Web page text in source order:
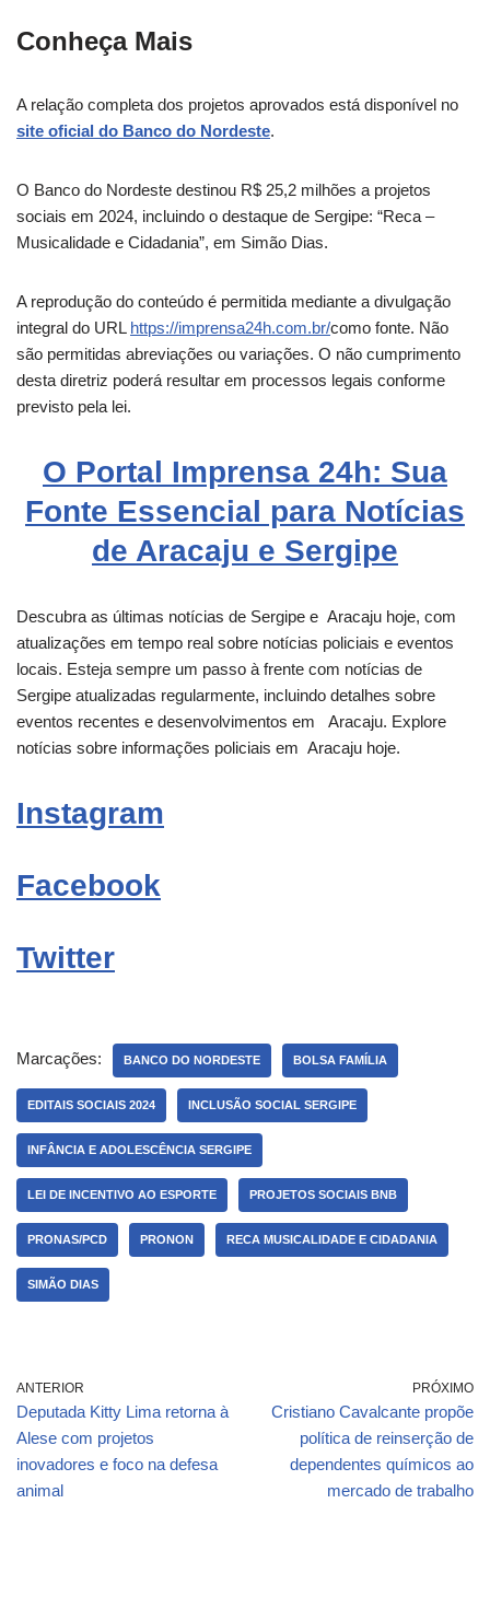
Conheça Mais
A relação completa dos projetos aprovados está disponível no
site oficial do Banco do Nordeste.
O Banco do Nordeste destinou R$ 25,2 milhões a projetos
sociais em 2024, incluindo o destaque de Sergipe: “Reca –
Musicalidade e Cidadania”, em Simão Dias.
A reprodução do conteúdo é permitida mediante a divulgação
integral do URL https://imprensa24h.com.br/como fonte. Não
são permitidas abreviações ou variações. O não cumprimento
desta diretriz poderá resultar em processos legais conforme
previsto pela lei.
O Portal Imprensa 24h: Sua
Fonte Essencial para Notícias
de Aracaju e Sergipe
Descubra as últimas notícias de Sergipe e Aracaju hoje, com
atualizações em tempo real sobre notícias policiais e eventos
locais. Esteja sempre um passo à frente com notícias de
Sergipe atualizadas regularmente, incluindo detalhes sobre
eventos recentes e desenvolvimentos em Aracaju. Explore
notícias sobre informações policiais em Aracaju hoje.
Instagram
Facebook
Twitter
Marcações: BANCO DO NORDESTE BOLSA FAMÍLIA
EDITAIS SOCIAIS 2024 INCLUSÃO SOCIAL SERGIPE
INFÂNCIA E ADOLESCÊNCIA SERGIPE
LEI DE INCENTIVO AO ESPORTE PROJETOS SOCIAIS BNB
PRONAS/PCD PRONON RECA MUSICALIDADE E CIDADANIA
SIMÃO DIAS
ANTERIOR
Deputada Kitty Lima retorna à
Alese com projetos
inovadores e foco na defesa
animal
PRÓXIMO
Cristiano Cavalcante propõe
política de reinserção de
dependentes químicos ao
mercado de trabalho